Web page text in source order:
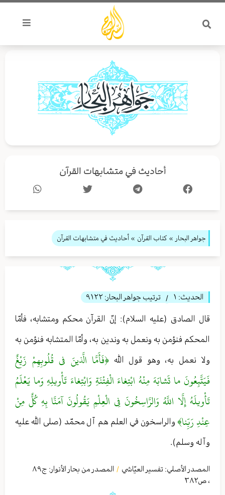
تخطي
المحتوى
أحاديث في متشابهات القرآن
جواهر البحار » كتاب القرآن » أحاديث في متشابهات القرآن
الحديث: ١ / ترتيب جواهر البحار: ٩١٢٢
قال الصادق (عليه السلام): إنّ القرآن محكم ومتشابه، فأمّا
المحكم فنؤمن به ونعمل به وندين به، وأمّا المتشابه فنؤمن به
ولا نعمل به، وهو قول الله ﴿فَأَمَّا الَّذينَ في‏ قُلُوبِهِمْ زَيْغٌ
فَيَتَّبِعُونَ ما تَشابَهَ مِنْهُ ابْتِغاءَ الْفِتْنَةِ وَابْتِغاءَ تَأْويلِهِ وَما يَعْلَمُ
تَأْويلَهُ إِلَّا اللَّهُ وَالرَّاسِخُونَ فِي الْعِلْمِ يَقُولُونَ آمَنَّا بِهِ كُلٌّ مِنْ
عِنْدِ رَبِّنا﴾ والراسخون في العلم هم آل محمّد (صلى الله عليه
وآله وسلم).
المصدر الأصلي: تفسير العيّاشي / المصدر من بحار الأنوار: ج٨٩
، ص٣٨٢